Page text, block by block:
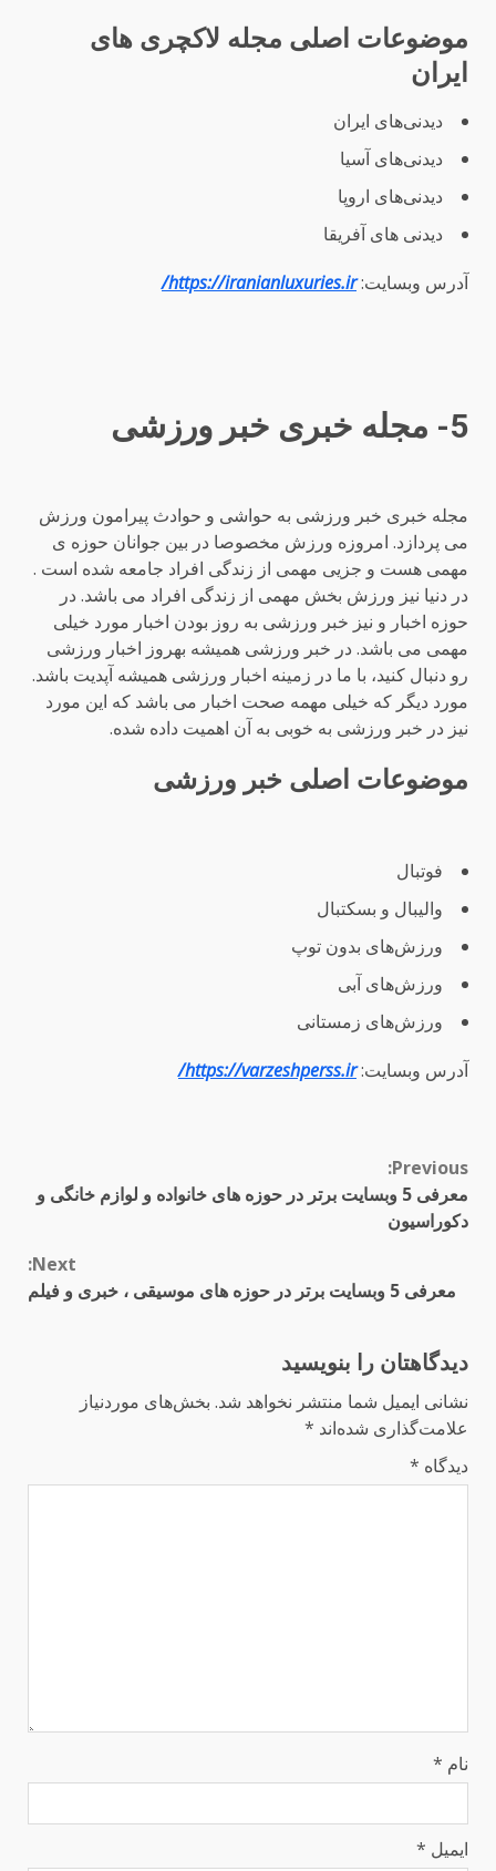
موضوعات اصلی مجله لاکچری های
ایران
دیدنی‌های ایران
دیدنی‌های آسیا
دیدنی‌های اروپا
دیدنی های آفریقا
آدرس وبسایت:https://iranianluxuries.ir/
5- مجله خبری خبر ورزشی
مجله خبری خبر ورزشی به حواشی و حوادث پیرامون ورزش
می پردازد. امروزه ورزش مخصوصا در بین جوانان حوزه ی
مهمی هست و جزیی مهمی از زندگی افراد جامعه شده است .
در دنیا نیز ورزش بخش مهمی از زندگی افراد می باشد. در
حوزه اخبار و نیز خبر ورزشی به روز بودن اخبار مورد خیلی
مهمی می باشد. در خبر ورزشی همیشه بهروز اخبار ورزشی
رو دنبال کنید، با ما در زمینه اخبار ورزشی همیشه آپدیت باشد.
مورد دیگر که خیلی مهمه صحت اخبار می باشد که این مورد
نیز در خبر ورزشی به خوبی به آن اهمیت داده شده.
موضوعات اصلی خبر ورزشی
فوتبال
والیبال و بسکتبال
ورزش‌های بدون توپ
ورزش‌های آبی
ورزش‌های زمستانی
آدرس وبسایت:https://varzeshperss.ir/
Continue
Reading
Previous:
معرفی 5 وبسایت برتر در حوزه های خانواده و لوازم خانگی و
دکوراسیون
Next:
معرفی 5 وبسایت برتر در حوزه های موسیقی ، خبری و فیلم
دیدگاهتان را بنویسید
نشانی ایمیل شما منتشر نخواهد شد. بخش‌های موردنیاز
علامت‌گذاری شده‌اند *
دیدگاه *
نام *
ایمیل *